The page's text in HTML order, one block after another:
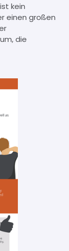
kein
einen großen
die